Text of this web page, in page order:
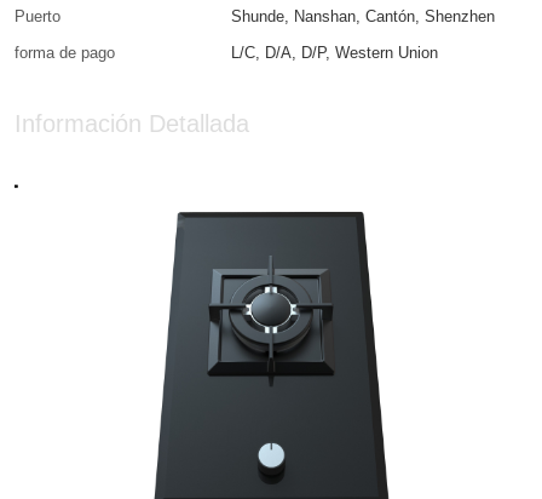
Puerto
Shunde, Nanshan, Cantón, Shenzhen
forma de pago
L/C, D/A, D/P, Western Union
Información Detallada